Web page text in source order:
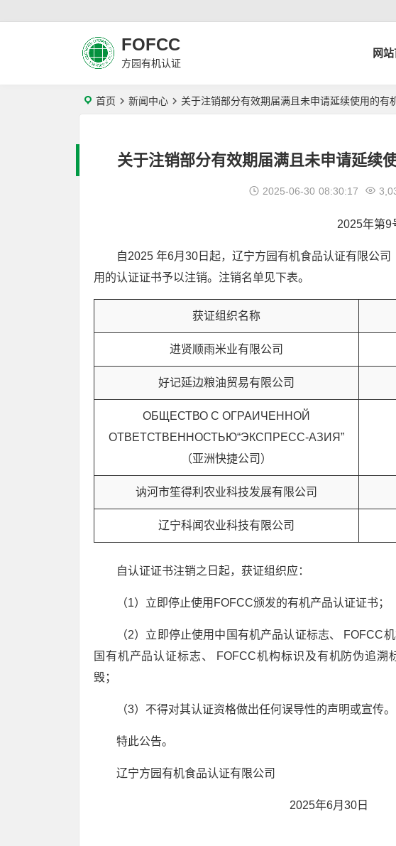
FOFCC
方园有机认证
网
首页 新闻中心 关于注销部分有效期届满且未申请延续使用的有
关于注销部分有效期届满且未申请延续
2025-06-30 08:30:17
2025年第9
自2025 年6月30日起，辽宁方园有机食品认证有限公
用的认证证书予以注销。注销名单见下表。
获证组织名称
进贤顺雨米业有限公司
好记延边粮油贸易有限公司
ОБЩЕСТВО С ОГРАИЧЕННОЙ
ОТВЕТСТВЕННОСТЬЮ“ЭКСПРЕСС-АЗИЯ”
（亚洲快捷公司）
讷河市笙得利农业科技发展有限公司
辽宁科闻农业科技有限公司
自认证证书注销之日起，获证组织应：
（1）立即停止使用FOFCC颁发的有机产品认证证书；
（2）立即停止使用中国有机产品认证标志、 FOFCC
国有机产品认证标志、 FOFCC机构标识及有机防伪追
毁；
（3）不得对其认证资格做出任何误导性的声明或宣传。
特此公告。
辽宁方园有机食品认证有限公司
2025年6月30日